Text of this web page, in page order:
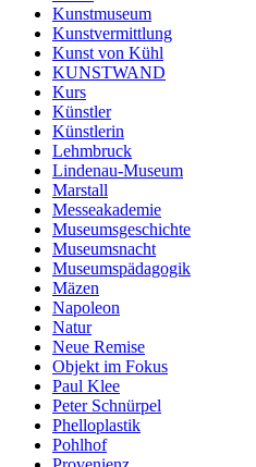
Kunstmuseum
Kunstvermittlung
Kunst von Kühl
KUNSTWAND
Kurs
Künstler
Künstlerin
Lehmbruck
Lindenau-Museum
Marstall
Messeakademie
Museumsgeschichte
Museumsnacht
Museumspädagogik
Mäzen
Napoleon
Natur
Neue Remise
Objekt im Fokus
Paul Klee
Peter Schnürpel
Phelloplastik
Pohlhof